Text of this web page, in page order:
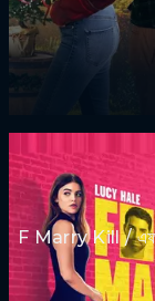
F Marry Kill / এফ